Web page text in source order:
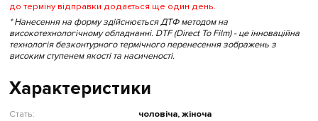
до терміну відправки додається ще один день.
* Нанесення на форму здійснюється ДТФ методом на
високотехнологічному обладнанні. DTF (Direct To Film) - це інноваційна
технологія безконтурного термічного перенесення зображень з
високим ступенем якості та насиченості.
Характеристики
Стать:
чоловіча, жіноча